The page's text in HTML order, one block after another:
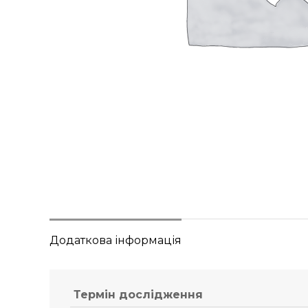
Додаткова інформація
Термін дослідження